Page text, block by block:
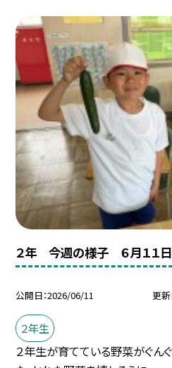
２年 今週の様子 ６月１１日
公開日 2026/06/11 更
２年生
２年生が育てている野菜がぐん